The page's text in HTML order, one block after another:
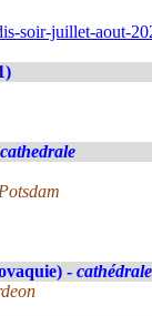
soir-juillet-aout-
cathedrale
- cathédrale